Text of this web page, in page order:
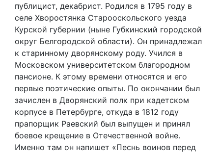
публицист, декабрист. Родился в 1795 году в
селе Хворостянка Старооскольского уезда
Курской губернии (ныне Губкинский городской
округ Белгородской области). Он принадлежал
к старинному дворянскому роду. Учился в
Московском университетском благородном
пансионе. К этому времени относятся и его
первые поэтические опыты. По окончании был
зачислен в Дворянский полк при кадетском
корпусе в Петербурге, откуда в 1812 году
прапорщик Раевский был выпущен и принял
боевое крещение в Отечественной войне.
Именно там он напишет «Песнь воинов перед